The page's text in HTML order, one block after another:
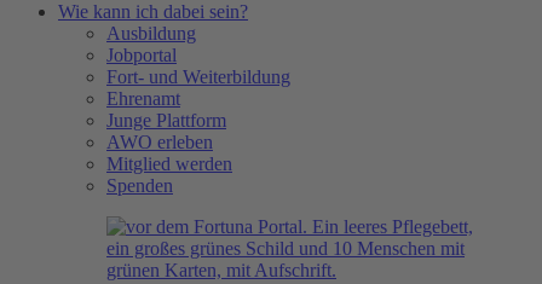
Wie kann ich dabei sein?
Ausbildung
Jobportal
Fort- und Weiterbildung
Ehrenamt
Junge Plattform
AWO erleben
Mitglied werden
Spenden